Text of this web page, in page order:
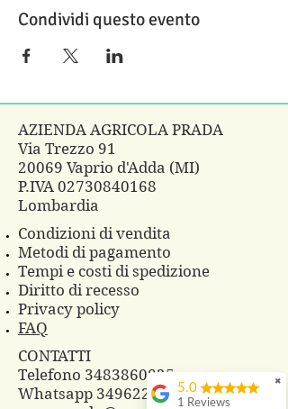
Condividi questo evento
AZIENDA AGRICOLA PRADA
Via Trezzo 91
20069 Vaprio d'Adda (MI)
P.IVA 02730840168
Lombardia
Condizioni di vendita
Metodi di pagamento
Tempi e costi di spedizione
Diritto di recesso
Privacy policy
FAQ
CONTATTI
Telefono 3483860825
Whatsapp 3496229607
✖
5.0
1 Reviews